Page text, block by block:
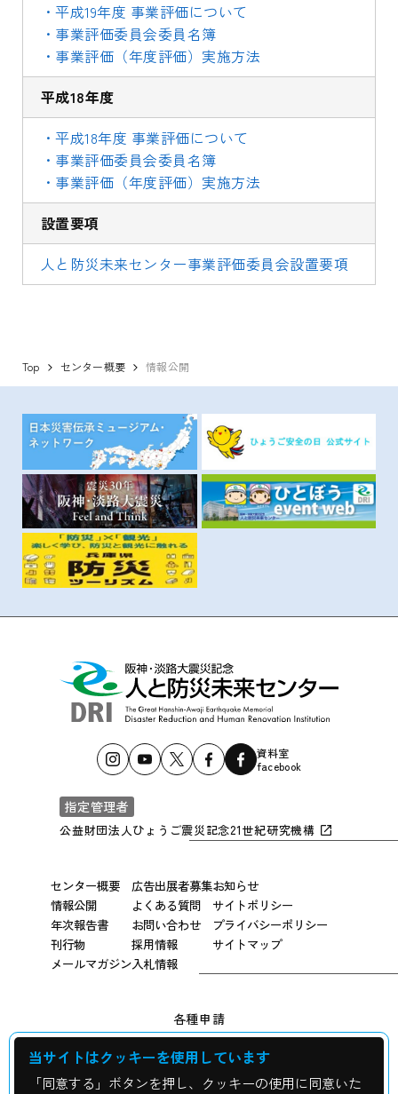
・平成19年度 事業評価について
・事業評価委員会委員名簿
・事業評価（年度評価）実施方法
平成18年度
・平成18年度 事業評価について
・事業評価委員会委員名簿
・事業評価（年度評価）実施方法
設置要項
人と防災未来センター事業評価委員会設置要項
Top センター概要 情報公開
資料室
facebook
指定管理者
公益財団法人ひょうご震災記念21世紀研究機構
センター概要
情報公開
年次報告書
刊行物
メールマガジン
広告出展者募集
よくある質問
お問い合わせ
採用情報
入札情報
お知らせ
サイトポリシー
プライバシーポリシー
サイトマップ
各種申請
広報用写真申し込み
当サイトはクッキーを使用しています
「同意する」ボタンを押し、クッキーの使用に同意いた